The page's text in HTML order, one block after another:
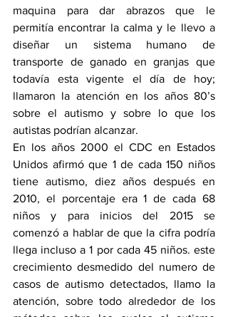
maquina para dar abrazos que le
permitía encontrar la calma y le llevo a
diseñar un sistema humano de
transporte de ganado en granjas que
todavía esta vigente el día de hoy;
llamaron la atención en los años 80’s
sobre el autismo y sobre lo que los
autistas podrían alcanzar.
En los años 2000 el CDC en Estados
Unidos afirmó que 1 de cada 150 niños
tiene autismo, diez años después en
2010, el porcentaje era 1 de cada 68
niños y para inicios del 2015 se
comenzó a hablar de que la cifra podría
llega incluso a 1 por cada 45 niños. este
crecimiento desmedido del numero de
casos de autismo detectados, llamo la
atención, sobre todo alrededor de los